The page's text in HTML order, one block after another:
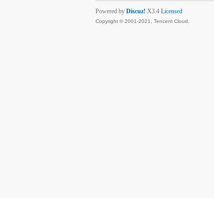
Powered by Discuz! X3.4 Licensed
Copyright © 2001-2021, Tencent Cloud.